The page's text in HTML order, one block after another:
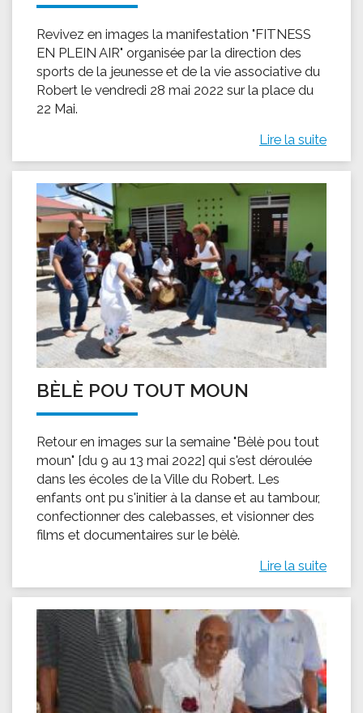
Revivez en images la manifestation "FITNESS
EN PLEIN AIR" organisée par la direction des
sports de la jeunesse et de la vie associative du
Robert le vendredi 28 mai 2022 sur la place du
22 Mai.
Lire la suite
BÈLÈ POU TOUT MOUN
Retour en images sur la semaine "Bèlè pou tout
moun" [du 9 au 13 mai 2022] qui s'est déroulée
dans les écoles de la Ville du Robert. Les
enfants ont pu s'initier à la danse et au tambour,
confectionner des calebasses, et visionner des
films et documentaires sur le bèlè.
Lire la suite